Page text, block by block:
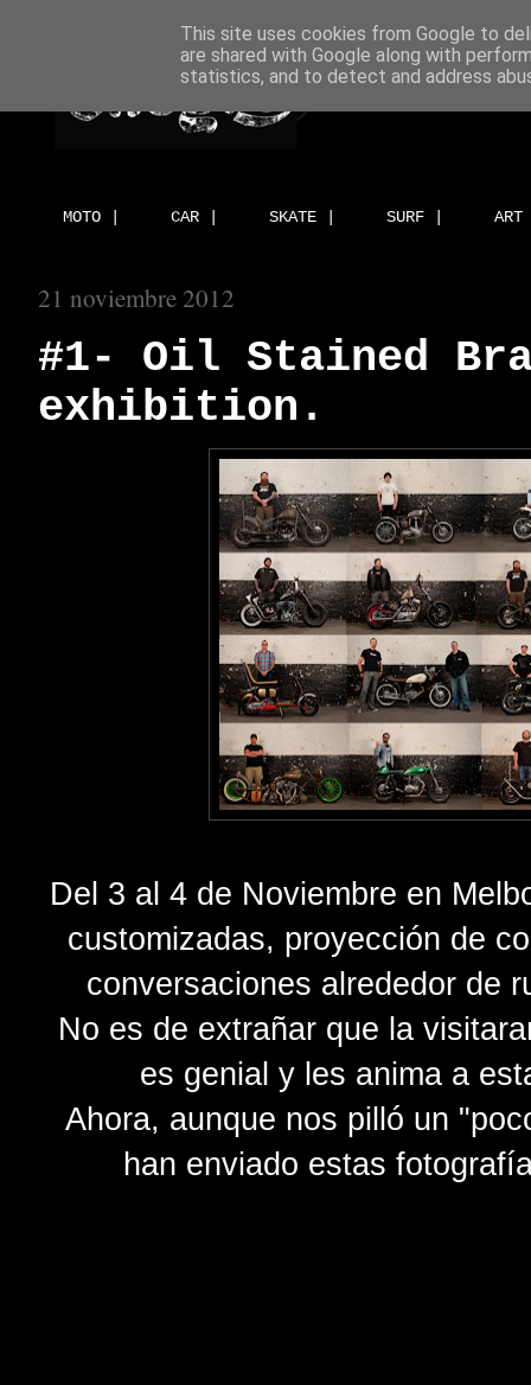
MOTO | CAR | SKATE | SURF |
21 noviembre 2012
#1- Oil Stained
exhibition.
Del 3 al 4 de Noviembre en
customizadas, proyección de
conversaciones alrededor de
No es de extrañar que la
es genial y les anima a
Ahora, aunque nos pilló un
han enviado estas
This site uses cookies from Google to
are shared with Google along with
statistics, and to detect and address